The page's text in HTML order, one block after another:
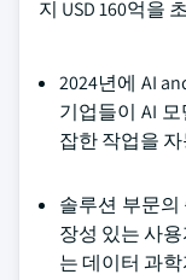
지 USD 160억을
2024년에 AI
기업들이 AI
잡한 작업을
솔루션 부문
장성 있는 사
는 데이터 과